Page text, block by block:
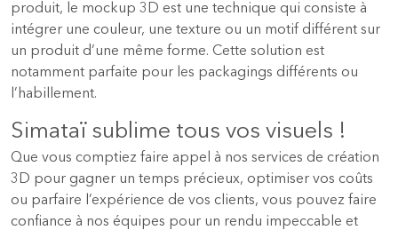
produit, le mockup 3D est une technique qui consiste à
intégrer une couleur, une texture ou un motif différent sur
un produit d’une même forme. Cette solution est
notamment parfaite pour les packagings différents ou
l’habillement.
Simataï sublime tous vos visuels !
Que vous comptiez faire appel à nos services de création
3D pour gagner un temps précieux, optimiser vos coûts
ou parfaire l’expérience de vos clients, vous pouvez faire
confiance à nos équipes pour un rendu impeccable et